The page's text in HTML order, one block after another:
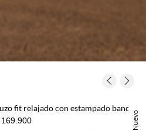
Nuevo
Buzo fit relajado con estampado bandana en algodón crudo para mujer